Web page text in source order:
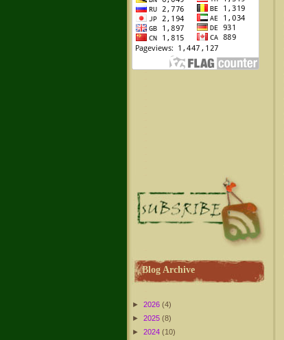
Blog Archive
► 2026 (4)
► 2025 (8)
► 2024 (10)